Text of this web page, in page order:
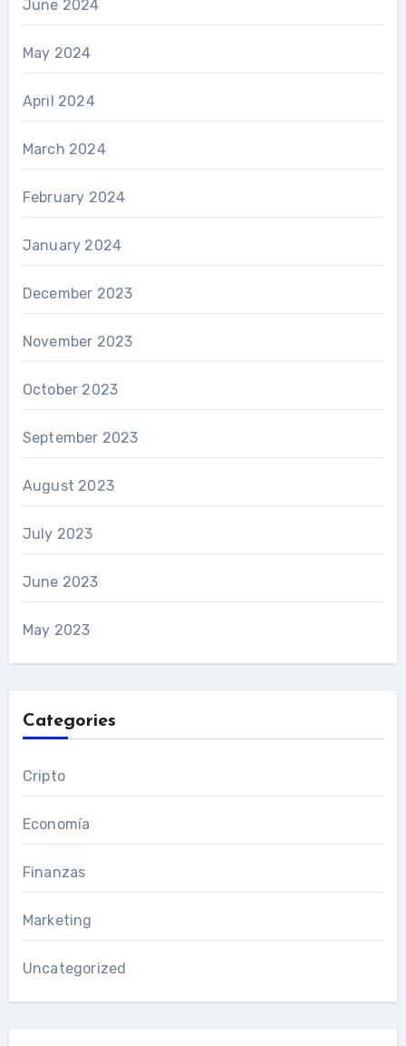
June 2024
May 2024
April 2024
March 2024
February 2024
January 2024
December 2023
November 2023
October 2023
September 2023
August 2023
July 2023
June 2023
May 2023
Categories
Cripto
Economía
Finanzas
Marketing
Uncategorized